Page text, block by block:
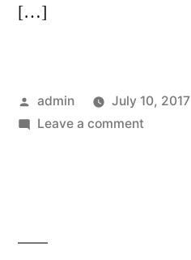
[…]
Posted
by
admin July 10, 2017
Leave a commenton